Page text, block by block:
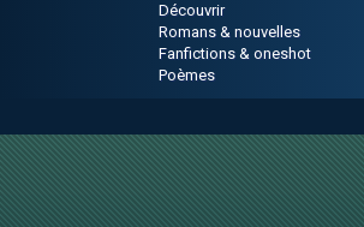
Découvrir
Romans & nouvelles
Fanfictions & oneshot
Poèmes